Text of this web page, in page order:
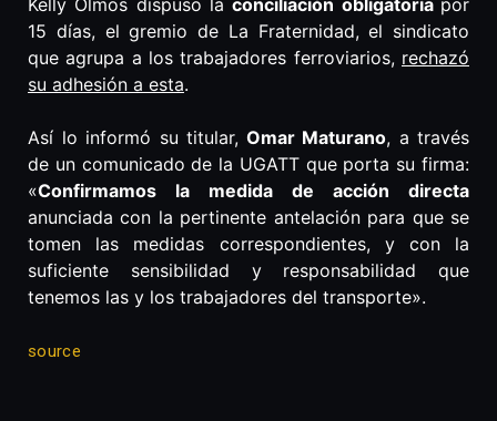
Kelly Olmos dispuso laconciliación obligatoria por
15 días, el gremio de La Fraternidad, el sindicato
que agrupa a los trabajadores ferroviarios, rechazó
su adhesión a esta.
Así lo informó su titular, Omar Maturano, a través
de un comunicado de la UGATT que porta su firma:
«Confirmamos la medida de acción directa
anunciada con la pertinente antelación para que se
tomen las medidas correspondientes, y con la
suficiente sensibilidad y responsabilidad que
tenemos las y los trabajadores del transporte».
source